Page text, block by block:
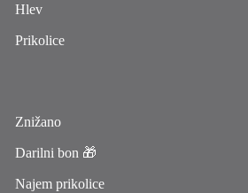
Hlev
Prikolice
Znižano
Darilni bon 🎁
Najem prikolice